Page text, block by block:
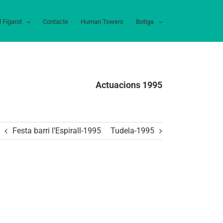
Figarot Contacte Human Towers Botiga
Actuacions 1995
Festa barri l’Espirall-1995 Tudela-1995